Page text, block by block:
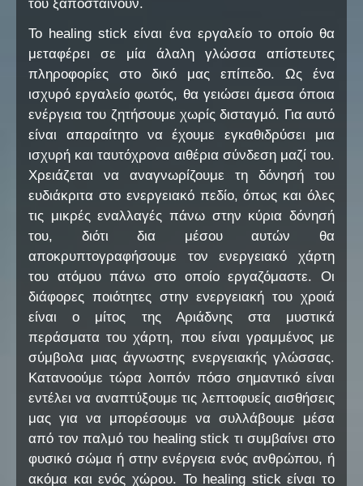
του ξαποσταίνουν.
Το healing stick είναι ένα εργαλείο το οποίο θα
μεταφέρει σε μία άλαλη γλώσσα απίστευτες
πληροφορίες στο δικό μας επίπεδο. Ως ένα
ισχυρό εργαλείο φωτός, θα γειώσει άμεσα όποια
ενέργεια του ζητήσουμε χωρίς δισταγμό. Για αυτό
είναι απαραίτητο να έχουμε εγκαθιδρύσει μια
ισχυρή και ταυτόχρονα αιθέρια σύνδεση μαζί του.
Χρειάζεται να αναγνωρίζουμε τη δόνησή του
ευδιάκριτα στο ενεργειακό πεδίο, όπως και όλες
τις μικρές εναλλαγές πάνω στην κύρια δόνησή
του, διότι δια μέσου αυτών θα
αποκρυπτογραφήσουμε τον ενεργειακό χάρτη
του ατόμου πάνω στο οποίο εργαζόμαστε. Οι
διάφορες ποιότητες στην ενεργειακή του χροιά
είναι ο μίτος της Αριάδνης στα μυστικά
περάσματα του χάρτη, που είναι γραμμένος με
σύμβολα μιας άγνωστης ενεργειακής γλώσσας.
Κατανοούμε τώρα λοιπόν πόσο σημαντικό είναι
εντέλει να αναπτύξουμε τις λεπτοφυείς αισθήσεις
μας για να μπορέσουμε να συλλάβουμε μέσα
από τον παλμό του healing stick τι συμβαίνει στο
φυσικό σώμα ή στην ενέργεια ενός ανθρώπου, ή
ακόμα και ενός χώρου. Το healing stick είναι το